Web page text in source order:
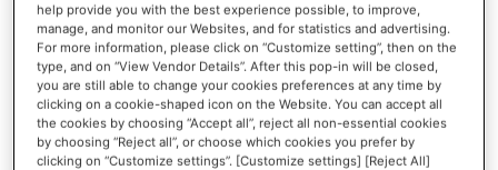
NEUE KUNDEN
Ihre Anmeldung hat viele Vorteile: schnellerer Bestellvorgang, speichern von mehreren
Adressen, Sendungsverfolgung und vieles mehr.
EIN KONTO ERSTELLEN
help provide you with the best experience possible, to improve,
manage, and monitor our Websites, and for statistics and advertising.
For more information, please click on “Customize setting”, then on the
type, and on “View Vendor Details”. After this pop-in will be closed,
you are still able to change your cookies preferences at any time by
clicking on a cookie-shaped icon on the Website. You can accept all
the cookies by choosing “Accept all”, reject all non-essential cookies
by choosing “Reject all”, or choose which cookies you prefer by
clicking on “Customize settings”. [Customize settings] [Reject All]